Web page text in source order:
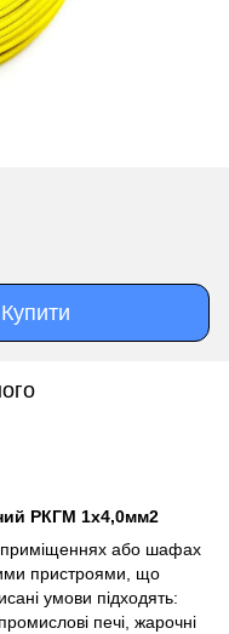
Купити
РКГМ 1х4,0мм2
приміщеннях або шафах
пристроями, що
умови підходять:
печі, жарочні